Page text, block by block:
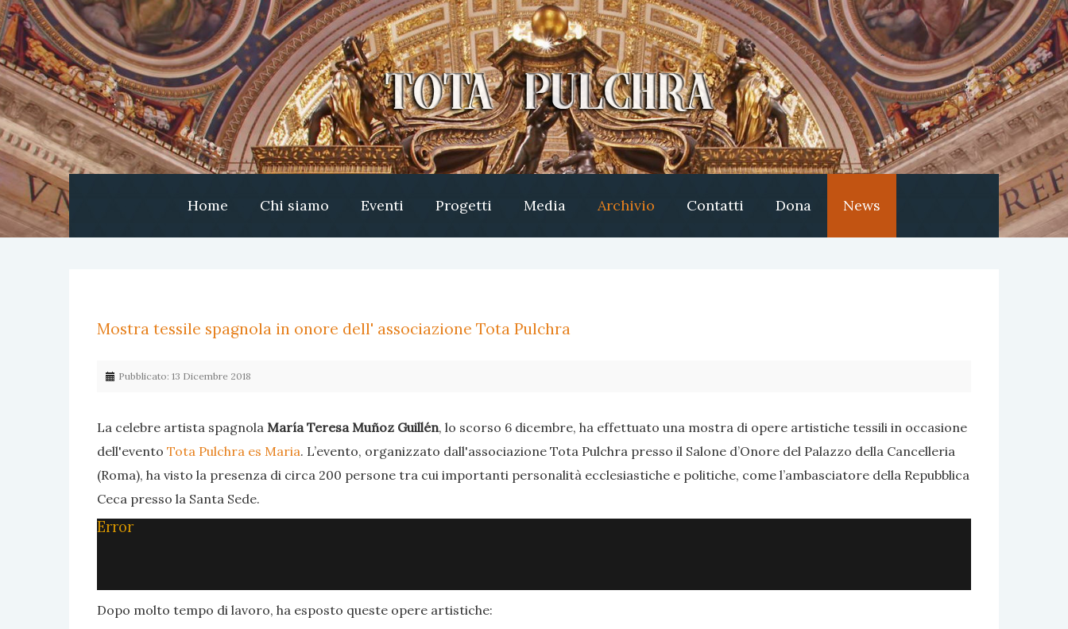
Home Chi siamo Eventi Progetti Media Archivio Contatti Dona News
Mostra tessile spagnola in onore dell' associazione Tota Pulchra
Pubblicato: 13 Dicembre 2018
La celebre artista spagnola María Teresa Muñoz Guillén, lo scorso 6 dicembre, ha effettuato una mostra di opere artistiche tessili in occasione
dell'evento Tota Pulchra es Maria. L’evento, organizzato dall'associazione Tota Pulchra presso il Salone d’Onore del Palazzo della Cancelleria
(Roma), ha visto la presenza di circa 200 persone tra cui importanti personalità ecclesiastiche e politiche, come l’ambasciatore della Repubblica
Ceca presso la Santa Sede.
Error
Dopo molto tempo di lavoro, ha esposto queste opere artistiche: